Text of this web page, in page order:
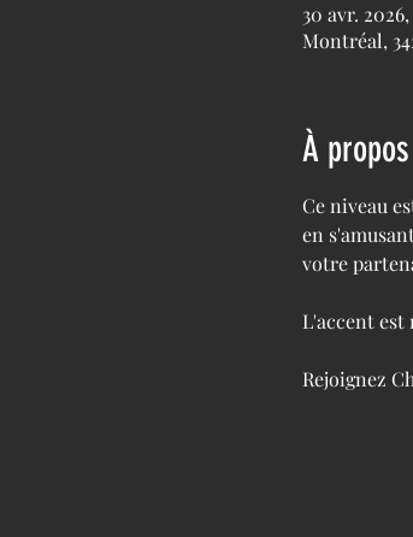
30 avr.
Montréal,
À
Ce niveau
en
votre
L'accent est
Rejoignez